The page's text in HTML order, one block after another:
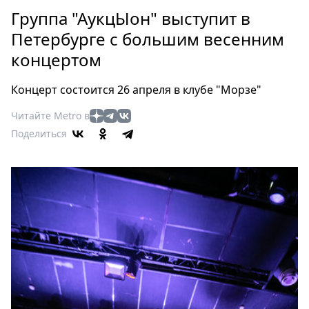
Россия
Мир
Здоровье
Туризм
Мода
Театр
Афиша
Книги
Выставки
Пресс-
релизы
О
Metro
Группа "АукцЫон" выступит в
Петербурге с большим весенним
концертом
Концерт состоится 26 апреля в клубе "Морзе"
Читайте Metro в
Поделиться